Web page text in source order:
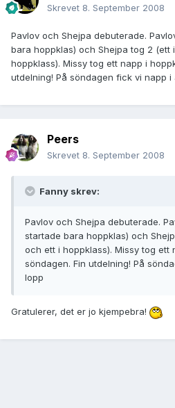
Skrevet 8. September 2008
Pavlov och Shejpa debuterade.
bara hoppklas) och Shejpa tog 2 (ett
hoppklass). Missy tog ett napp i
utdelning! På söndagen fick vi napp i
Peers
Skrevet 8. September 2008
Fanny skrev:
Pavlov och Shejpa debuterade.
startade bara hoppklas) och
och ett i hoppklass). Missy tog ett
söndagen. Fin utdelning! På
lopp
Gratulerer, det er jo kjempebra!